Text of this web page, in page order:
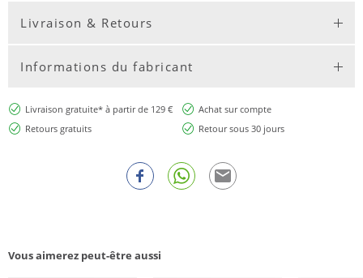
Livraison & Retours
Informations du fabricant
Livraison gratuite* à partir de 129 €
Achat sur compte
Retours gratuits
Retour sous 30 jours
Vous aimerez peut-être aussi